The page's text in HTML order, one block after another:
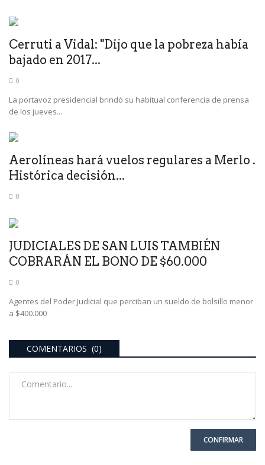
Cerruti a Vidal: "Dijo que la pobreza había
bajado en 2017...
0
La portavoz presidencial brindó su habitual conferencia de prensa
de los jueves...
Aerolíneas hará vuelos regulares a Merlo .
Histórica decisión...
0
JUDICIALES DE SAN LUIS TAMBIÉN
COBRARÁN EL BONO DE $60.000
0
Agentes del Poder Judicial que perciban un sueldo de bolsillo menor
a $400.000
COMENTARIOS (0)
CONFIRMAR